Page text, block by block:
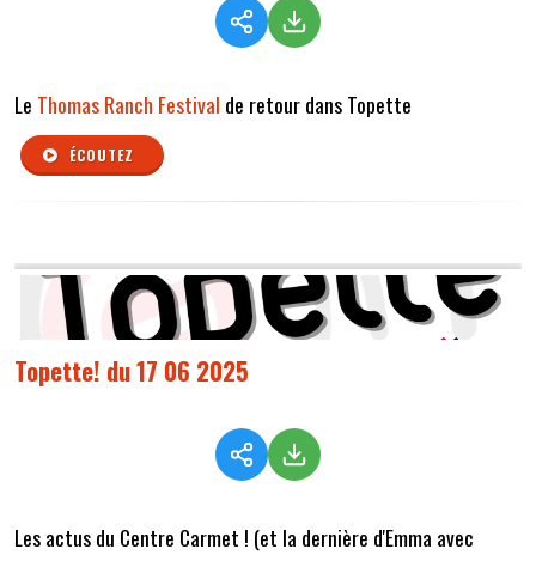
Le Thomas Ranch Festival de retour dans Topette
ÉCOUTEZ
Topette! du 17 06 2025
Les actus du Centre Carmet ! (et la dernière d'Emma avec